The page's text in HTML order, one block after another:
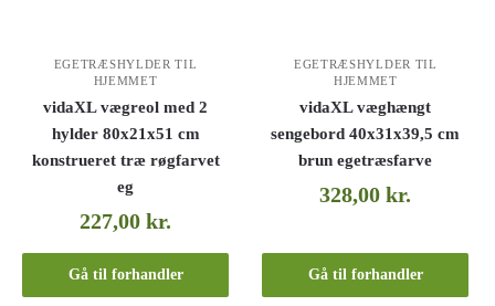
EGETRÆSHYLDER TIL
HJEMMET
vidaXL vægreol med 2
hylder 80x21x51 cm
konstrueret træ røgfarvet
eg
227,00kr.
Gå til forhandler
EGETRÆSHYLDER TIL
HJEMMET
vidaXL væghængt
sengebord 40x31x39,5 cm
brun egetræsfarve
328,00kr.
Gå til forhandler